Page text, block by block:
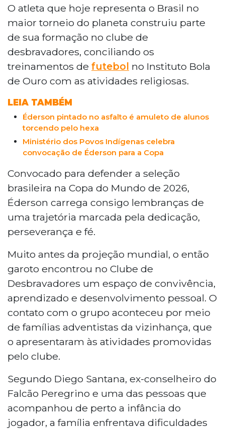
defender a Seleção Brasileira na Copa do
Mundo, teve sua formação inicial
marcada pelo Clube de Desbravadores
Falcão Peregrino, em Campo Grande.
Durante a infância no bairro Tiradentes, o
atleta conciliou o futebol com atividades
religiosas da Igreja Adventista, onde
e espiritualidade. Familiares e ex-
conselheiros destacam que a dedicação
demonstrada nos projetos sociais foi
fundamental para sua carreira
profissional.
O atleta que hoje representa o Brasil no
maior torneio do planeta construiu parte
de sua formação no clube de
desbravadores, conciliando os
treinamentos de futebol no Instituto Bola
de Ouro com as atividades religiosas.
LEIA TAMBÉM
Éderson pintado no asfalto é amuleto de alunos
torcendo pelo hexa
Ministério dos Povos Indígenas celebra
convocação de Éderson para a Copa
Convocado para defender a seleção
brasileira na Copa do Mundo de 2026,
Éderson carrega consigo lembranças de
uma trajetória marcada pela dedicação,
perseverança e fé.
Muito antes da projeção mundial, o então
garoto encontrou no Clube de
Desbravadores um espaço de convivência,
aprendizado e desenvolvimento pessoal. O
contato com o grupo aconteceu por meio
de famílias adventistas da vizinhança, que
o apresentaram às atividades promovidas
pelo clube.
Segundo Diego Santana, ex-conselheiro do
Falcão Peregrino e uma das pessoas que
acompanhou de perto a infância do
jogador, a família enfrentava dificuldades